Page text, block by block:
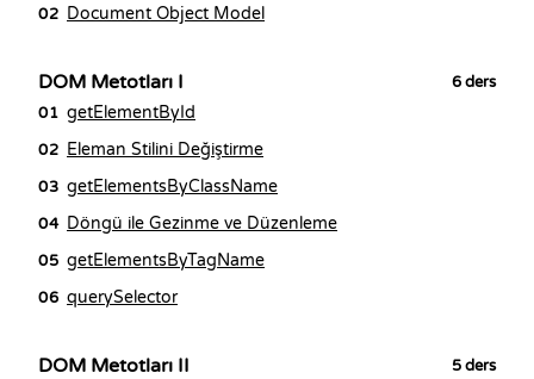
02 Document Object Model
DOM Metotları I 6ders
01 getElementById
02 Eleman Stilini Değiştirme
03 getElementsByClassName
04 Döngü ile Gezinme ve Düzenleme
05 getElementsByTagName
06 querySelector
DOM Metotları II 5ders